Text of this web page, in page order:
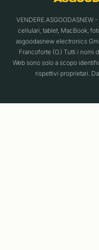
cellulari, tablet, MacBook,
asgoodasnew electronics
Francoforte (O.) Tutti i nomi
Web sono solo a scopo
rispettivi proprietari.